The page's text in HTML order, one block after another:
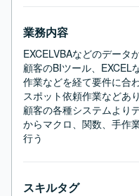
業務内容
EXCELVBAなどのデータ
顧客のBIツール、EXCEL
作業などを経て要件に合
スポット依頼作業などあり
顧客の各種システムより
からマクロ、関数、手作
行う
スキルタグ